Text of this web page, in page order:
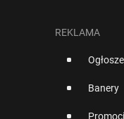
REKLAMA
Banery